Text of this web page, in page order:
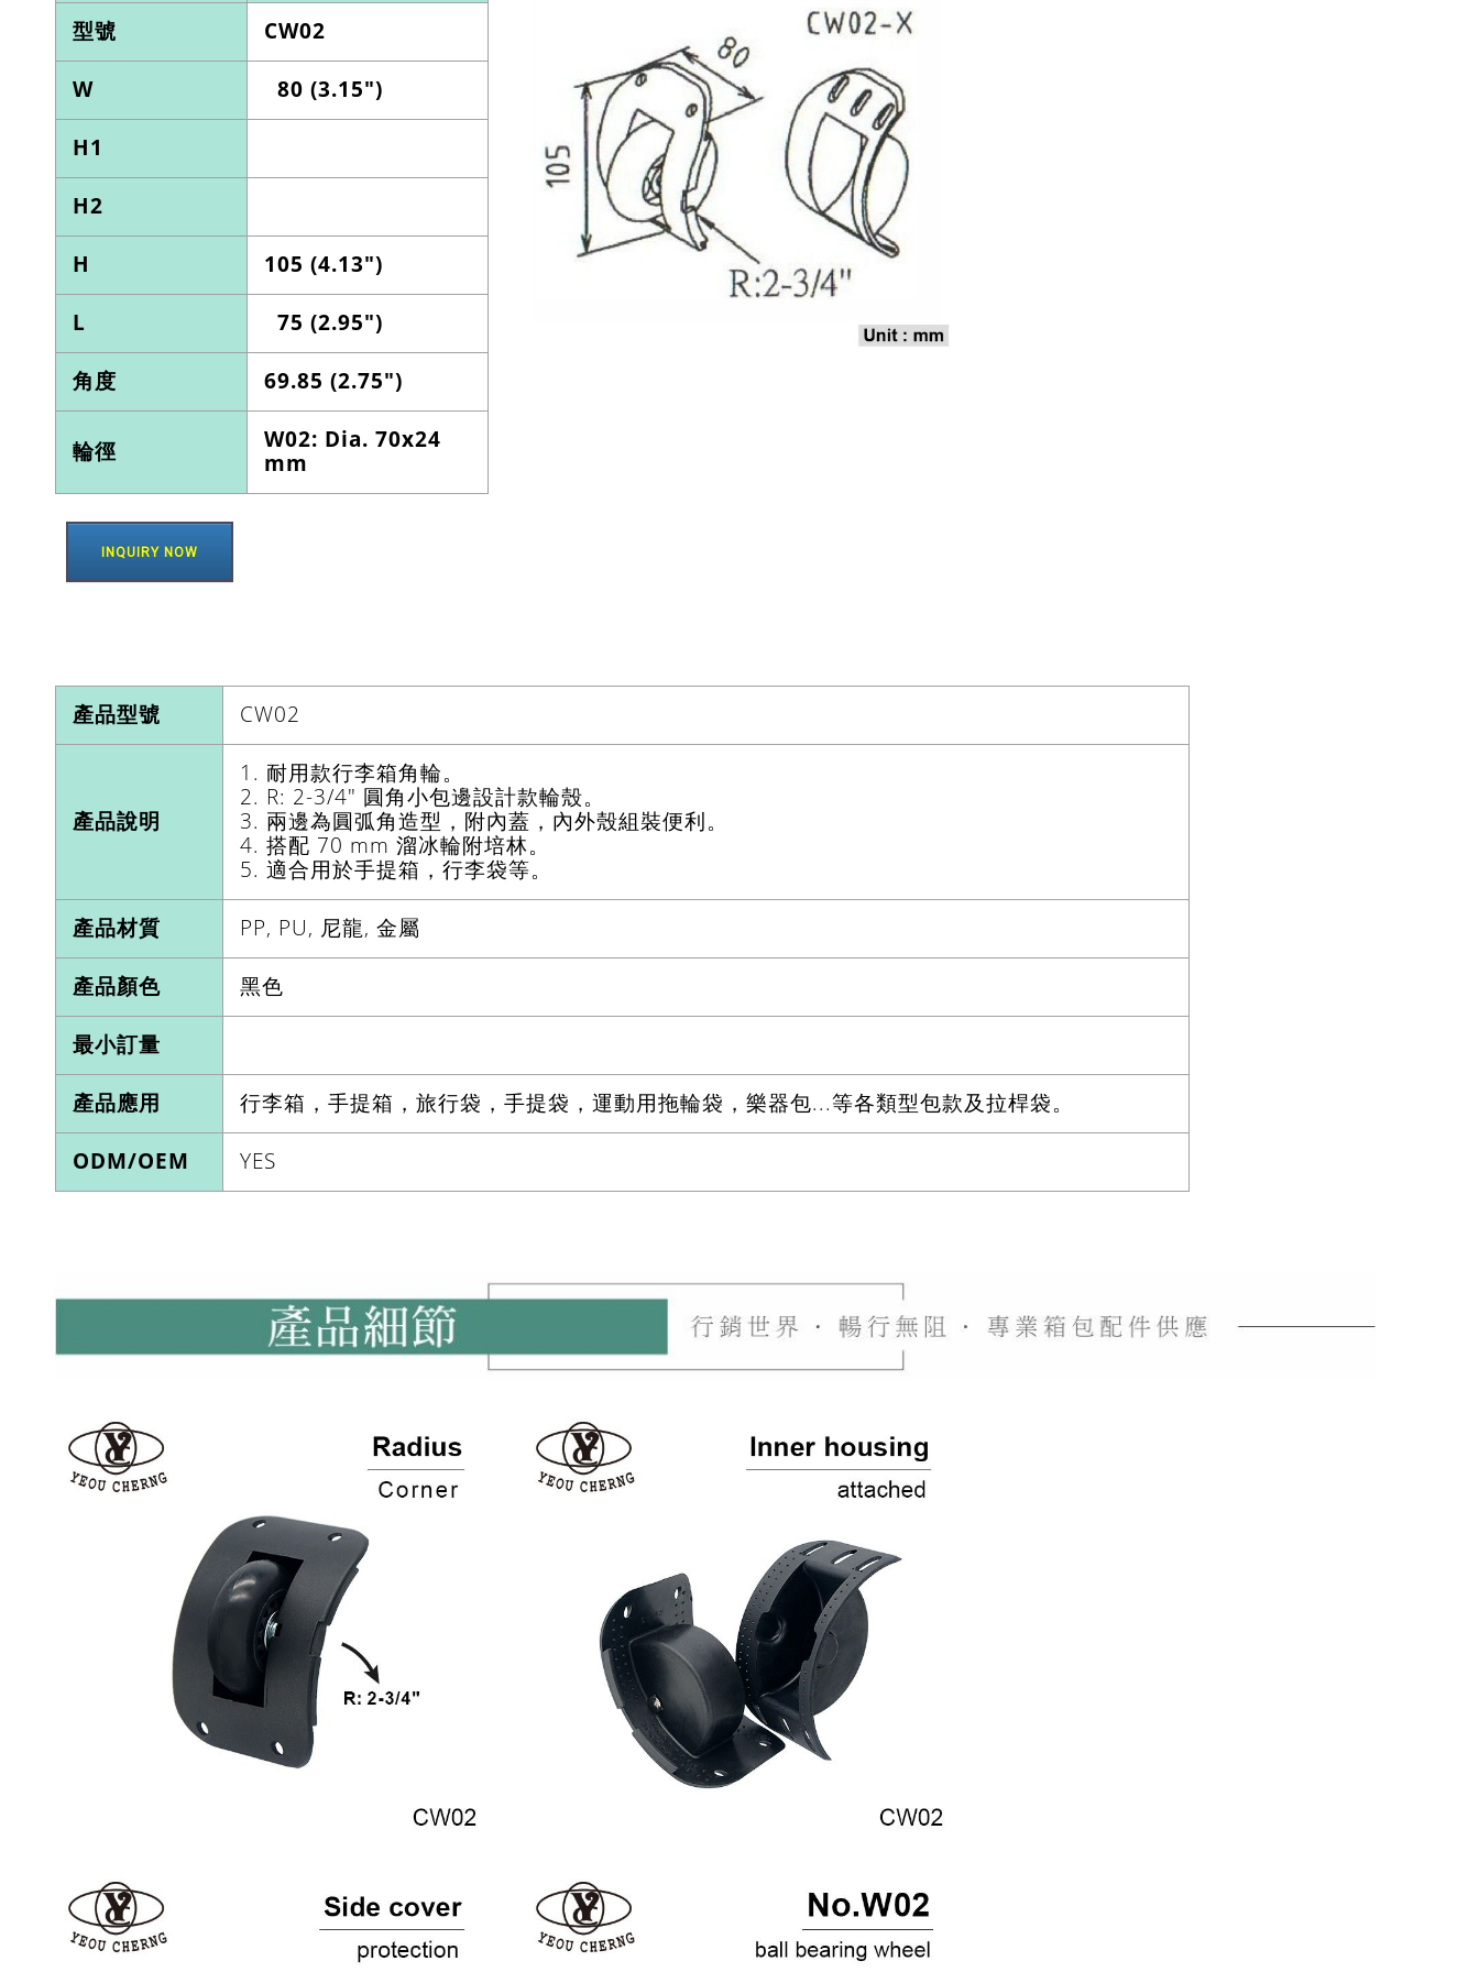
型號 CW02
W 80 (3.15")
H1
H2
H 105 (4.13")
L 75 (2.95")
角度 69.85 (2.75")
輪徑
W02: Dia. 70x24
mm
INQUIRY NOW
產品型號 CW02
產品說明
1. 耐用款行李箱角輪。
2. R: 2-3/4" 圓角小包邊設計款輪殼。
3. 兩邊為圓弧角造型，附內蓋，內外殼組裝便利。
4. 搭配 70 mm 溜冰輪附培林。
5. 適合用於手提箱，行李袋等。
產品材質 PP, PU, 尼龍, 金屬
產品顏色 黑色
最小訂量
產品應用 行李箱，手提箱，旅行袋，手提袋，運動用拖輪袋，樂器包...等各類型包款及拉桿袋。
ODM/OEM YES